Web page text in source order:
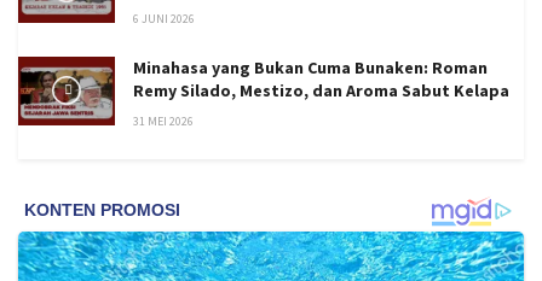
6 JUNI 2026
Minahasa yang Bukan Cuma Bunaken: Roman
Remy Silado, Mestizo, dan Aroma Sabut Kelapa
31 MEI 2026